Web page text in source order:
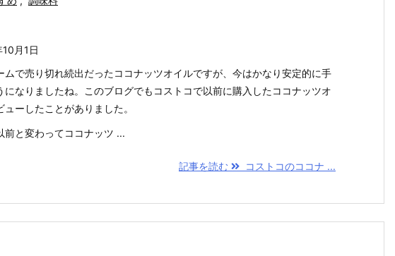
月1日
ムで売り切れ続出だったココナッツオイルですが、今はかなり安定的に手
になりましたね。このブログでもコストコで以前に購入したココナッツオ
ューしたことがありました。
前と変わってココナッツ ...
記事を読む コストコのココナ ...